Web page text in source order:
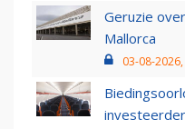
Geruzie
Mallorca
03-08-